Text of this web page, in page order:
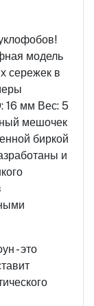
модель
сережек в
16 мм Вес: 5
мешочек
биркой
и
- это